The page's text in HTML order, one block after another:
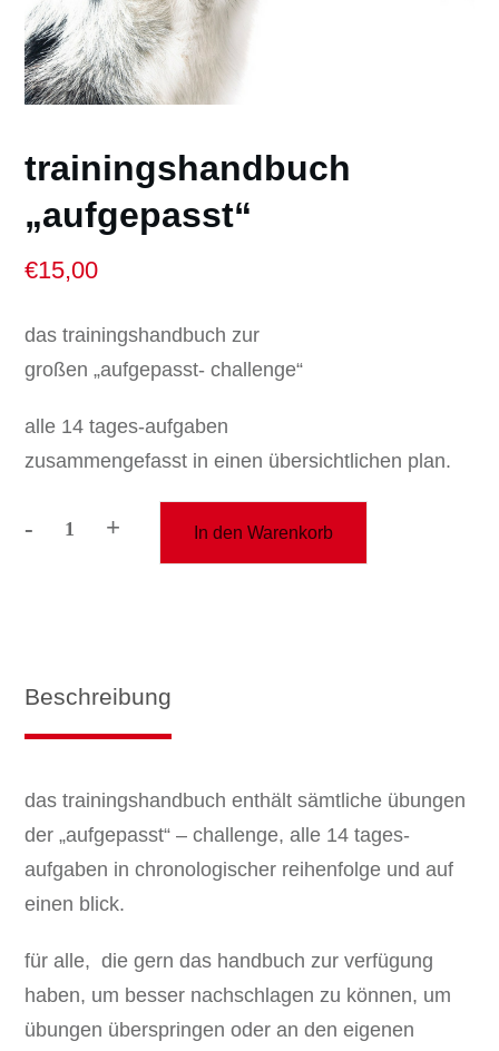
trainingshandbuch
„aufgepasst“
€15,00
das trainingshandbuch zur
großen „aufgepasst- challenge“
alle 14 tages-aufgaben
zusammengefasst in einen übersichtlichen plan.
-trainingshandbuch
+ In den Warenkorb
Beschreibung
das trainingshandbuch enthält sämtliche übungen
der „aufgepasst“ – challenge, alle 14 tages-
aufgaben in chronologischer reihenfolge und auf
einen blick.
für alle, die gern das handbuch zur verfügung
haben, um besser nachschlagen zu können, um
übungen überspringen oder an den eigenen